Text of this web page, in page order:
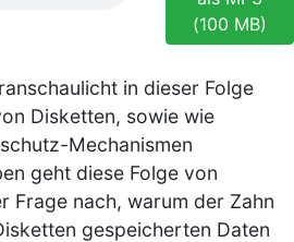
(100 MB)
in dieser Folge
Disketten, sowie wie
Mechanismen
geht diese Folge von
Frage nach, warum der Zahn
gespeicherten Daten